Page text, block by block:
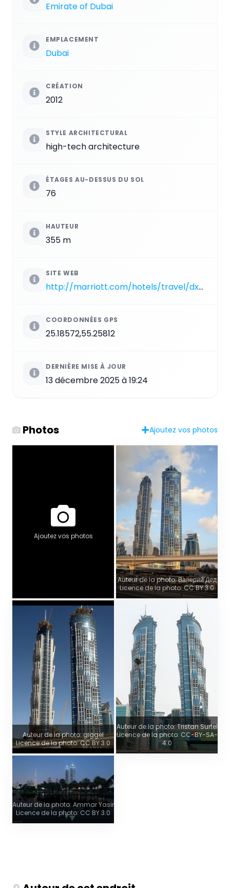
Emirate of Dubai
EMPLACEMENT
Dubai
CRÉATION
2012
STYLE ARCHITECTURAL
high-tech architecture
ÉTAGES AU-DESSUS DU SOL
76
HAUTEUR
355 m
SITE WEB
http://marriott.com/hotels/travel/dxbjw-jw-marriott-marquis-dubai
COORDONNÉES GPS
25.18572,55.25812
DERNIÈRE MISE À JOUR
13 décembre 2025 à 19:24
Photos Ajoutez vos photos
Ajoutez vos photos
Auteur de la photo: Валерий Дед
Licence de la photo: CC BY 3.0
Auteur de la photo: giggel
Licence de la photo: CC BY 3.0
Auteur de la photo: Tristan Surtel
Licence de la photo: CC-BY-SA-
4.0
Auteur de la photo: Ammar Yasir
Licence de la photo: CC BY 3.0